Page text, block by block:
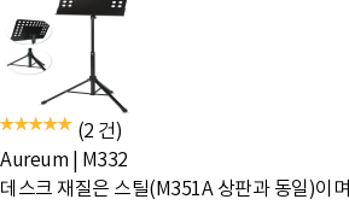
(2 건)
Aureum
M332
데스크 재질은 스틸(M351A 상판과 동일)이며